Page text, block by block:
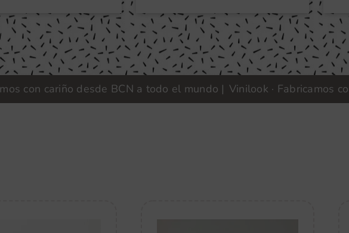
cariño desde BCN a todo el mundo | Vinilook · Fabricamos con